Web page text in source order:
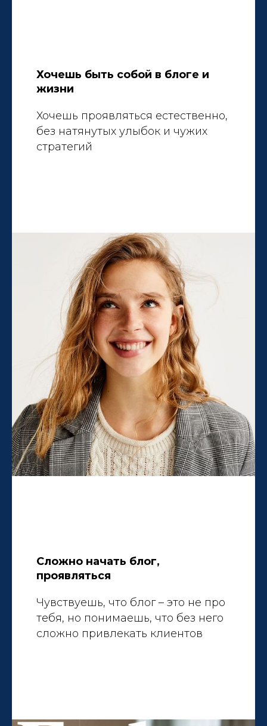
Хочешь быть собой в блоге и
жизни
Хочешь проявляться естественно,
без натянутых улыбок и чужих
стратегий
Сложно начать блог,
проявляться
Чувствуешь, что блог – это не про
тебя, но понимаешь, что без него
сложно привлекать клиентов